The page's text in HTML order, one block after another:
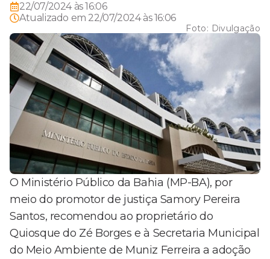
22/07/2024 às 16:06
Atualizado em 22/07/2024 às 16:06
Foto: Divulgação
O Ministério Público da Bahia (MP-BA), por
meio do promotor de justiça Samory Pereira
Santos, recomendou ao proprietário do
Quiosque do Zé Borges e à Secretaria Municipal
do Meio Ambiente de Muniz Ferreira a adoção